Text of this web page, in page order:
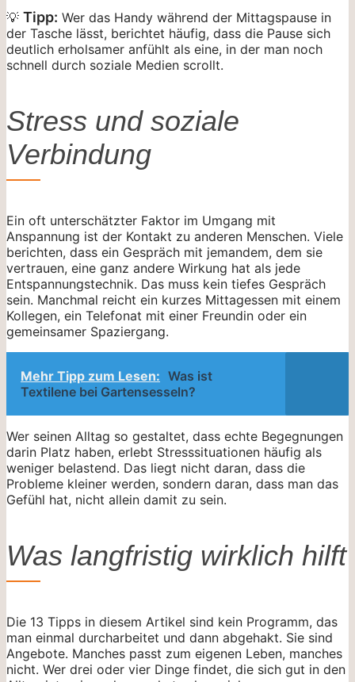
💡 Tipp: Wer das Handy während der Mittagspause in
der Tasche lässt, berichtet häufig, dass die Pause sich
deutlich erholsamer anfühlt als eine, in der man noch
schnell durch soziale Medien scrollt.
Stress und soziale
Verbindung
Ein oft unterschätzter Faktor im Umgang mit
Anspannung ist der Kontakt zu anderen Menschen. Viele
berichten, dass ein Gespräch mit jemandem, dem sie
vertrauen, eine ganz andere Wirkung hat als jede
Entspannungstechnik. Das muss kein tiefes Gespräch
sein. Manchmal reicht ein kurzes Mittagessen mit einem
Kollegen, ein Telefonat mit einer Freundin oder ein
gemeinsamer Spaziergang.
Mehr Tipp zum Lesen: Was ist
Textilene bei Gartensesseln?
Wer seinen Alltag so gestaltet, dass echte Begegnungen
darin Platz haben, erlebt Stresssituationen häufig als
weniger belastend. Das liegt nicht daran, dass die
Probleme kleiner werden, sondern daran, dass man das
Gefühl hat, nicht allein damit zu sein.
Was langfristig wirklich hilft
Die 13 Tipps in diesem Artikel sind kein Programm, das
man einmal durcharbeitet und dann abgehakt. Sie sind
Angebote. Manches passt zum eigenen Leben, manches
nicht. Wer drei oder vier Dinge findet, die sich gut in den